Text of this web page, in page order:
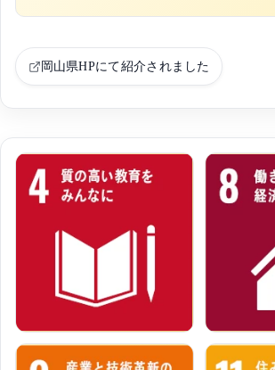
岡山県HPにて紹介されました